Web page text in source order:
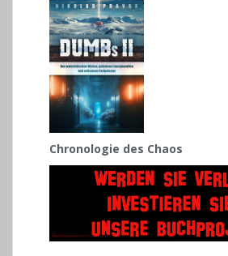
Chronologie des Chaos